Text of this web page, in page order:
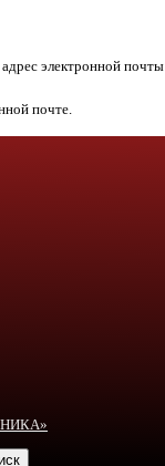
электронной почты
почте.